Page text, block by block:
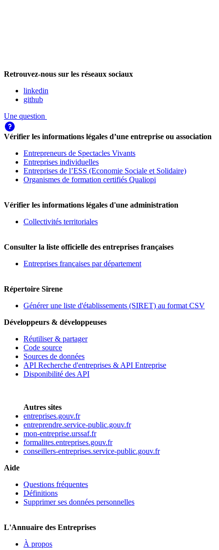
Retrouvez-nous sur les réseaux sociaux
linkedin
github
Une question
Vérifier les informations légales d’une entreprise ou association
Entrepreneurs de Spectacles Vivants
Entreprises individuelles
Entreprises de l’ESS (Economie Sociale et Solidaire)
Organismes de formation certifiés Qualiopi
Vérifier les informations légales d'une administration
Collectivités territoriales
Consulter la liste officielle des entreprises françaises
Entreprises françaises par département
Répertoire Sirene
Générer une liste d'établissements (SIRET) au format CSV
Développeurs & développeuses
Réutiliser & partager
Code source
Sources de données
API Recherche d'entreprises & API Entreprise
Disponibilité des API
Autres sites
entreprises.gouv.fr
entreprendre.service-public.gouv.fr
mon-entreprise.urssaf.fr
formalites.entreprises.gouv.fr
conseillers-entreprises.service-public.gouv.fr
Aide
Questions fréquentes
Définitions
Supprimer ses données personnelles
L'Annuaire des Entreprises
À propos